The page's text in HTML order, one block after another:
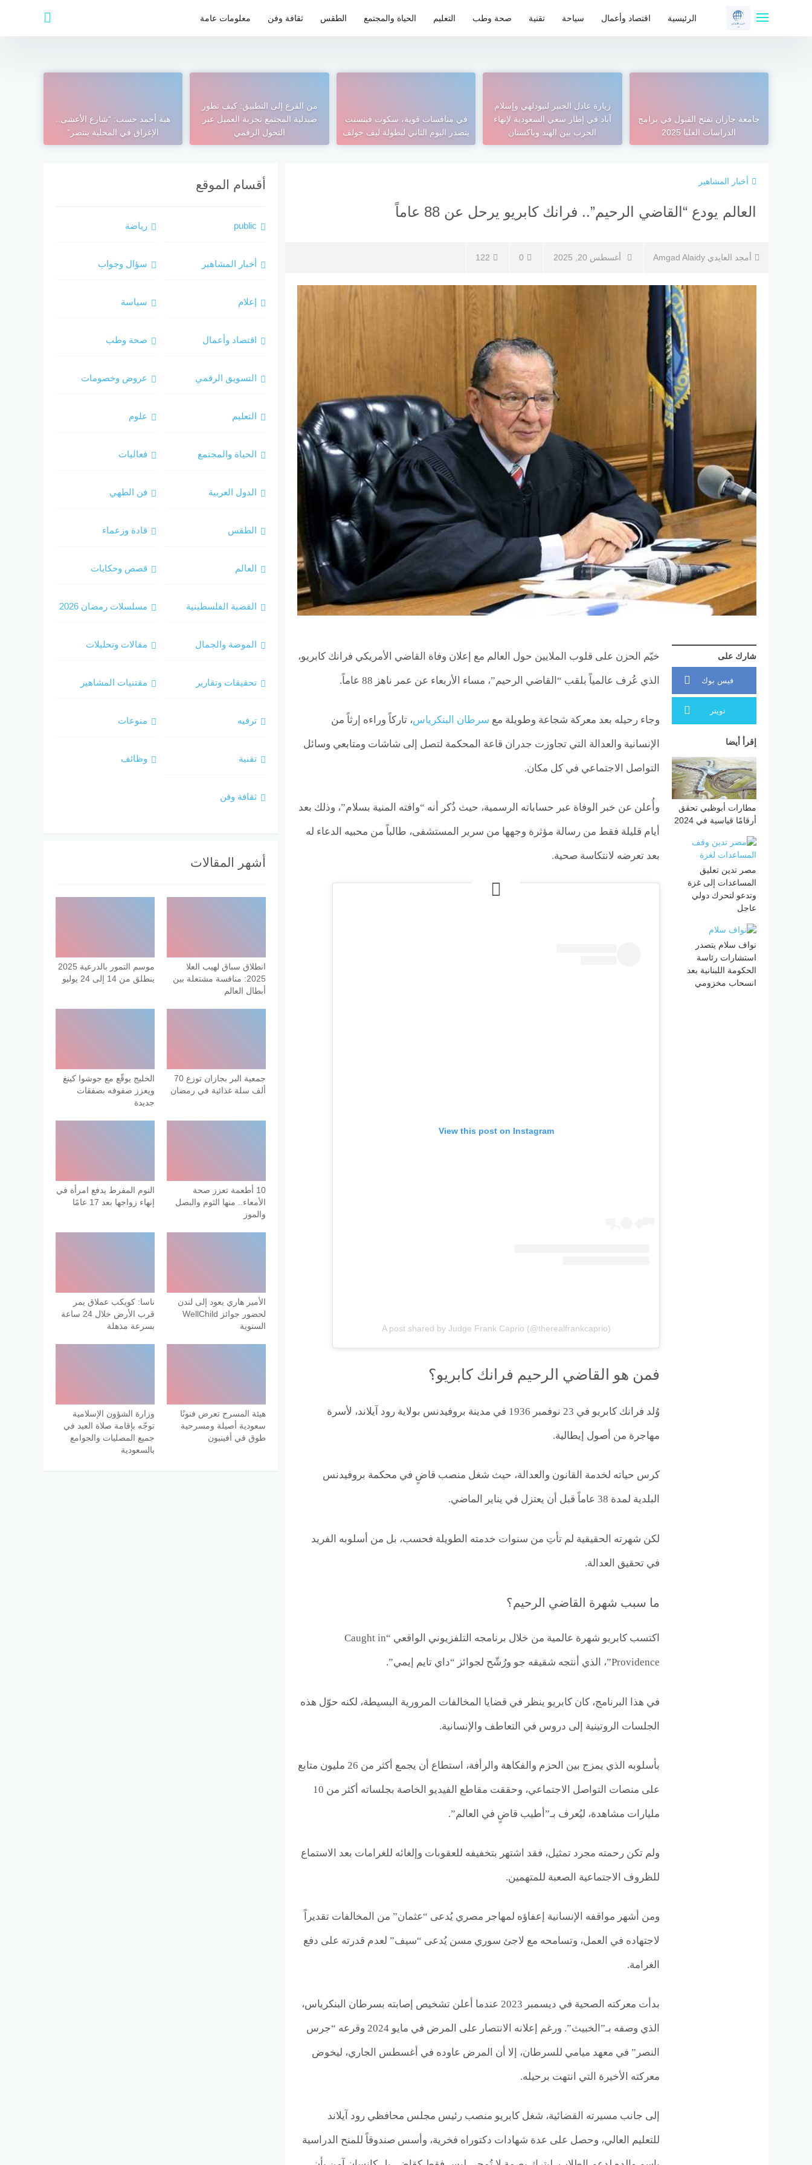
الرئيسية اقتصاد وأعمال سياحة تقنية صحة وطب التعليم الحياة والمجتمع الطقس ثقافة وفن معلومات عامة
جامعة جازان تفتح القبول في برامج
الدراسات العليا 2025
زيارة عادل الجبير لنيودلهي وإسلام
آباد في إطار سعي السعودية لإنهاء
الحرب بين الهند وباكستان
في منافسات قوية، سكوت فينسنت
يتصدر اليوم الثاني لبطولة ليف جولف
من الفرع إلى التطبيق: كيف تطور
صيدلية المجتمع تجربة العميل عبر
التحول الرقمي
هبة أحمد حسب: “شارع الأعشى..
الإغراق في المحلية ينتصر”
أخبار المشاهير
العالم يودع “القاضي الرحيم”.. فرانك كابريو يرحل عن 88 عاماً
أمجد العايدي Amgad Alaidy أغسطس 20, 2025 0
122
شارك على
فيس بوك
تويتر
إقرأ أيضا
مطارات أبوظبي تحقق
أرقامًا قياسية في 2024
مصر تدين تعليق
المساعدات إلى غزة
وتدعو لتحرك دولي
عاجل
نواف سلام يتصدر
استشارات رئاسة
الحكومة اللبنانية بعد
انسحاب مخزومي
خيّم الحزن على قلوب الملايين حول العالم مع إعلان وفاة القاضي الأمريكي فرانك كابريو،
الذي عُرف عالمياً بلقب “القاضي الرحيم”، مساء الأربعاء عن عمر ناهز 88 عاماً.
وجاء رحيله بعد معركة شجاعة وطويلة مع سرطان البنكرياس، تاركاً وراءه إرثاً من
الإنسانية والعدالة التي تجاوزت جدران قاعة المحكمة لتصل إلى شاشات ومتابعي وسائل
التواصل الاجتماعي في كل مكان.
وأُعلن عن خبر الوفاة عبر حساباته الرسمية، حيث ذُكر أنه “وافته المنية بسلام”، وذلك بعد
أيام قليلة فقط من رسالة مؤثرة وجهها من سرير المستشفى، طالباً من محبيه الدعاء له
بعد تعرضه لانتكاسة صحية.
View this post on Instagram
A post shared by Judge Frank Caprio (@therealfrankcaprio)
فمن هو القاضي الرحيم فرانك كابريو؟
وُلد فرانك كابريو في 23 نوفمبر 1936 في مدينة بروفيدنس بولاية رود آيلاند، لأسرة
مهاجرة من أصول إيطالية.
كرس حياته لخدمة القانون والعدالة، حيث شغل منصب قاضٍ في محكمة بروفيدنس
البلدية لمدة 38 عاماً قبل أن يعتزل في يناير الماضي.
لكن شهرته الحقيقية لم تأتِ من سنوات خدمته الطويلة فحسب، بل من أسلوبه الفريد
في تحقيق العدالة.
ما سبب شهرة القاضي الرحيم؟
اكتسب كابريو شهرة عالمية من خلال برنامجه التلفزيوني الواقعي “Caught in
Providence”، الذي أنتجه شقيقه جو ورُشّح لجوائز “داي تايم إيمي”.
في هذا البرنامج، كان كابريو ينظر في قضايا المخالفات المرورية البسيطة، لكنه حوّل هذه
الجلسات الروتينية إلى دروس في التعاطف والإنسانية.
بأسلوبه الذي يمزج بين الحزم والفكاهة والرأفة، استطاع أن يجمع أكثر من 26 مليون متابع
على منصات التواصل الاجتماعي، وحققت مقاطع الفيديو الخاصة بجلساته أكثر من 10
مليارات مشاهدة، ليُعرف بـ”أطيب قاضٍ في العالم”.
ولم تكن رحمته مجرد تمثيل، فقد اشتهر بتخفيفه للعقوبات وإلغائه للغرامات بعد الاستماع
للظروف الاجتماعية الصعبة للمتهمين.
ومن أشهر مواقفه الإنسانية إعفاؤه لمهاجر مصري يُدعى “عثمان” من المخالفات تقديراً
لاجتهاده في العمل، وتسامحه مع لاجئ سوري مسن يُدعى “سيف” لعدم قدرته على دفع
الغرامة.
بدأت معركته الصحية في ديسمبر 2023 عندما أعلن تشخيص إصابته بسرطان البنكرياس،
الذي وصفه بـ”الخبيث”. ورغم إعلانه الانتصار على المرض في مايو 2024 وقرعه “جرس
النصر” في معهد ميامي للسرطان، إلا أن المرض عاوده في أغسطس الجاري، ليخوض
معركته الأخيرة التي انتهت برحيله.
إلى جانب مسيرته القضائية، شغل كابريو منصب رئيس مجلس محافظي رود آيلاند
للتعليم العالي، وحصل على عدة شهادات دكتوراه فخرية، وأسس صندوقاً للمنح الدراسية
أقسام الموقع
public
أخبار المشاهير
إعلام
اقتصاد وأعمال
التسويق الرقمي
التعليم
الحياة والمجتمع
الدول العربية
الطقس
العالم
القضية الفلسطينية
الموضة والجمال
تحقيقات وتقارير
ترفيه
تقنية
ثقافة وفن
رياضة
سؤال وجواب
سياسة
صحة وطب
عروض وخصومات
علوم
فعاليات
فن الطهي
قادة وزعماء
قصص وحكايات
مسلسلات رمضان 2026
مقالات وتحليلات
مقتنيات المشاهير
منوعات
وظائف
أشهر المقالات
انطلاق سباق لهيب العلا
2025: منافسة مشتعلة بين
أبطال العالم
موسم التمور بالدرعية 2025
ينطلق من 14 إلى 24 يوليو
جمعية البر بجازان توزع 70
ألف سلة غذائية في رمضان
الخليج يوقّع مع جوشوا كينغ
ويعزز صفوفه بصفقات
جديدة
10 أطعمة تعزز صحة
الأمعاء.. منها الثوم والبصل
والموز
النوم المفرط يدفع امرأة في
إنهاء زواجها بعد 17 عامًا
الأمير هاري يعود إلى لندن
لحضور جوائز WellChild
السنوية
ناسا: كويكب عملاق يمر
قرب الأرض خلال 24 ساعة
بسرعة مذهلة
هيئة المسرح تعرض فنونًا
سعودية أصيلة ومسرحية
طوق في أفينيون
وزارة الشؤون الإسلامية
توجّه بإقامة صلاة العيد في
جميع المصليات والجوامع
بالسعودية